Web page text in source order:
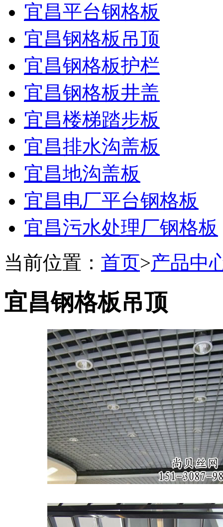
宜昌平台钢格板
宜昌钢格板吊顶
宜昌钢格板护栏
宜昌钢格板井盖
宜昌楼梯踏步板
宜昌排水沟盖板
宜昌地沟盖板
宜昌电厂平台钢格板
宜昌污水处理厂钢格板
当前位置： 首页>产品中
宜昌钢格板吊顶